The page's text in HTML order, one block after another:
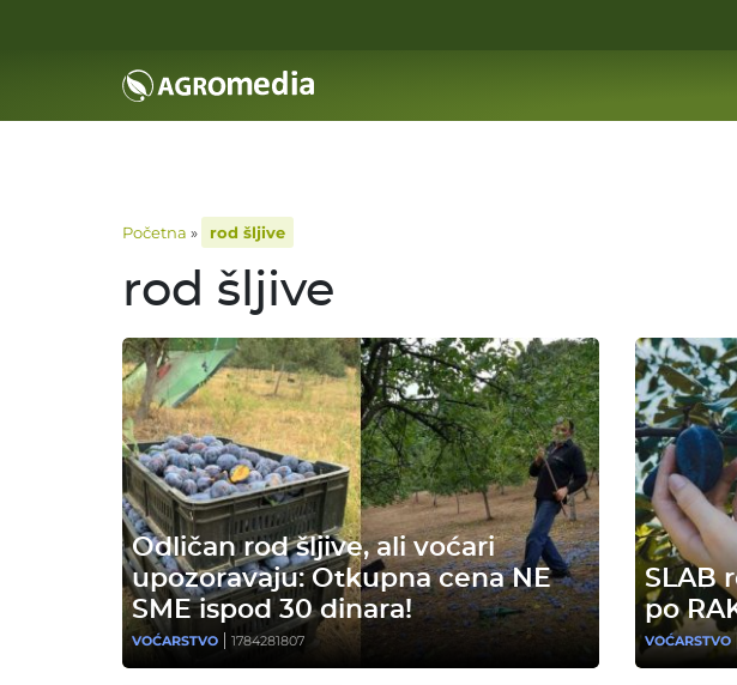
Početna » rod šljive
rod šljive
Odličan rod šljive, ali voćari
upozoravaju: Otkupna cena NE
SME ispod 30 dinara!
VOĆARSTVO 1784281807
SLAB
po
VOĆARSTVO